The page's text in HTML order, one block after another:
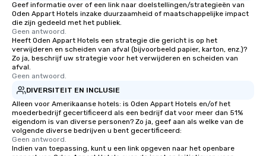
Geef informatie over of een link naar doelstellingen/strategieën van
Oden Appart Hotels inzake duurzaamheid of maatschappelijke impact
die zijn gedeeld met het publiek.
Geen antwoord.
Heeft Oden Appart Hotels een strategie die gericht is op het
verwijderen en scheiden van afval (bijvoorbeeld papier, karton, enz.)?
Zo ja, beschrijf uw strategie voor het verwijderen en scheiden van
afval.
Geen antwoord.
DIVERSITEIT EN INCLUSIE
Alleen voor Amerikaanse hotels: is Oden Appart Hotels en/of het
moederbedrijf gecertificeerd als een bedrijf dat voor meer dan 51%
eigendom is van diverse personen? Zo ja, geef aan als welke van de
volgende diverse bedrijven u bent gecertificeerd:
Geen antwoord.
Indien van toepassing, kunt u een link opgeven naar het openbare